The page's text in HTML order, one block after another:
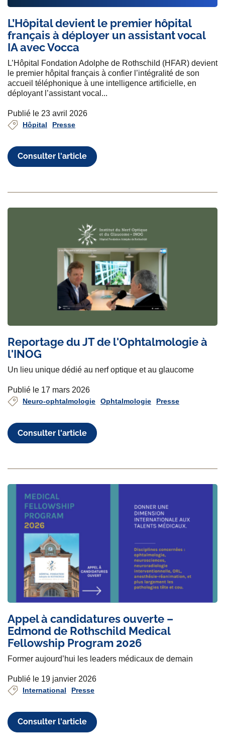
L’Hôpital devient le premier hôpital
français à déployer un assistant vocal
IA avec Vocca
L’Hôpital Fondation Adolphe de Rothschild (HFAR) devient
le premier hôpital français à confier l’intégralité de son
accueil téléphonique à une intelligence artificielle, en
déployant l’assistant vocal...
Publié le 23 avril 2026
Hôpital Presse
Consulter l'article
Reportage du JT de l'Ophtalmologie à
l'INOG
Un lieu unique dédié au nerf optique et au glaucome
Publié le 17 mars 2026
Neuro-ophtalmologie Ophtalmologie Presse
Consulter l'article
Appel à candidatures ouverte –
Edmond de Rothschild Medical
Fellowship Program 2026
Former aujourd’hui les leaders médicaux de demain
Publié le 19 janvier 2026
International Presse
Consulter l'article